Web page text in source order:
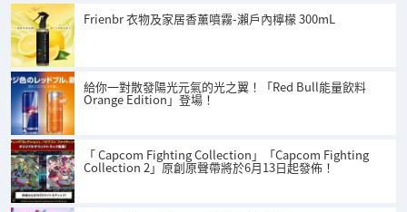
Frienbr 衣物及家居香薰噴霧-瀨戶內檸檬 300mL
給你一對散發陽光元氣的光之翼！「Red Bull能量飲料
Orange Edition」登場！
「 Capcom Fighting Collection」「Capcom Fighting
Collection 2」原創原聲帶將於6月13日起發佈！